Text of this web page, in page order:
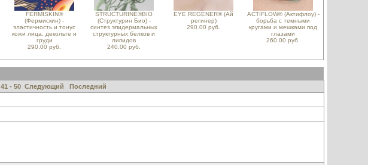
FERMISKIN®
(Фермискин) -
эластичность и тонус
кожи лица, декольте и
груди
290.00 руб.
STRUCTURINE®BIO
(Структурин Био) -
синтез эпидермальных
структурных белков и
липидов
240.00 руб.
EYE REGENER® (Ай
регинер)
290.00 руб.
ACTIFLOW® (Актифлоу) -
борьба с темными
кругами и мешками под
глазами
260.00 руб.
41 - 50 Следующий Последний